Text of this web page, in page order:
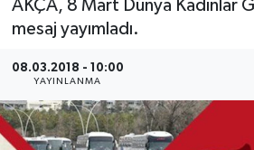
AKÇA, 8 Mart Dünya Kadınlar
mesaj yayımladı.
08.03.2018 - 10:00
YAYINLANMA
Medya
Sağlık
Sinema